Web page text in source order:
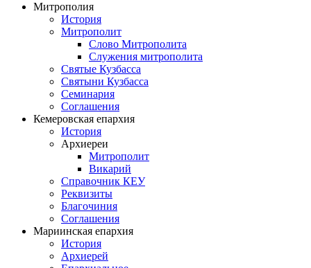
Митрополия
История
Митрополит
Слово Митрополита
Служения митрополита
Святые Кузбасса
Святыни Кузбасса
Семинария
Соглашения
Кемеровская епархия
История
Архиереи
Митрополит
Викарий
Справочник КЕУ
Реквизиты
Благочиния
Соглашения
Мариинская епархия
История
Архиерей